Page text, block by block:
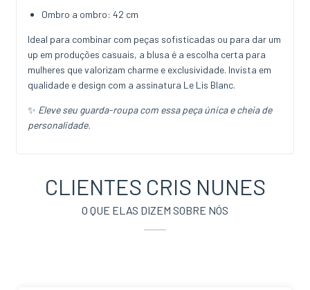
Ombro a ombro: 42 cm
Ideal para combinar com peças sofisticadas ou para dar um
up em produções casuais, a blusa é a escolha certa para
mulheres que valorizam charme e exclusividade. Invista em
qualidade e design com a assinatura Le Lis Blanc.
✨ Eleve seu guarda-roupa com essa peça única e cheia de
personalidade.
CLIENTES CRIS NUNES
O QUE ELAS DIZEM SOBRE NÓS